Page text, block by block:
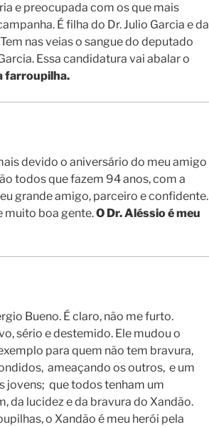
e preocupada com os que mais
É filha do Dr. Julio Garcia e da
nas veias o sangue do deputado
Essa candidatura vai abalar o
farroupilha.
devido o aniversário do meu amigo
todos que fazem 94 anos, com a
grande amigo, parceiro e confidente.
muito boa gente.O Dr. Aléssio é meu
Bueno. É claro, não me furto.
sério e destemido. Ele mudou o
para quem não tem bravura,
ameaçando os outros, e um
jovens; que todos tenham um
da lucidez e da bravura do Xandão.
o Xandão é meu herói pela